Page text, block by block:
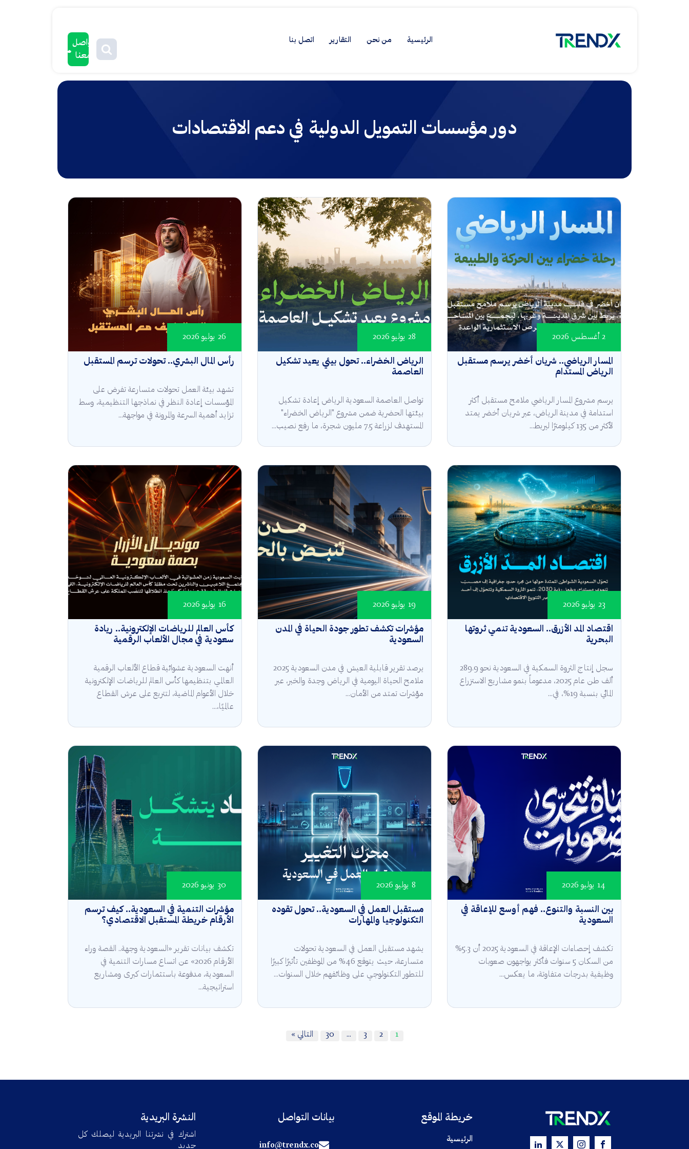
الرئيسية من نحن التقارير اتصل بنا
تواصل
معنا
دور مؤسسات التمويل الدولية في دعم الاقتصادات
المسار الرياضي.. شريان أخضر يرسم مستقبل
الرياض المستدام
2 أغسطس 2026
يرسم مشروع المسار الرياضي ملامح مستقبل أكثر
استدامة في مدينة الرياض، عبر شريان أخضر يمتد
لأكثر من 135 كيلومترًا ليربط...
الرياض الخضراء.. تحول بيئي يعيد تشكيل
العاصمة
28 يوليو 2026
تواصل العاصمة السعودية الرياض إعادة تشكيل
بيئتها الحضرية ضمن مشروع "الرياض الخضراء"
المستهدف لزراعة 7.5 مليون شجرة، ما رفع نصيب...
رأس المال البشري.. تحولات ترسم المستقبل
26 يوليو 2026
تشهد بيئة العمل تحولات متسارعة تفرض على
المؤسسات إعادة النظر في نماذجها التنظيمية، وسط
تزايد أهمية السرعة والمرونة في مواجهة...
اقتصاد المد الأزرق.. السعودية تنمي ثروتها
البحرية
23 يوليو 2026
سجل إنتاج الثروة السمكية في السعودية نحو 289.9
ألف طن عام 2025، مدعوماً بنمو مشاريع الاستزراع
المائي بنسبة 19%، في...
مؤشرات تكشف تطور جودة الحياة في المدن
السعودية
19 يوليو 2026
يرصد تقرير قابلية العيش في مدن السعودية 2025
ملامح الحياة اليومية في الرياض وجدة والخبر، عبر
مؤشرات تمتد من الأمان...
كأس العالم للرياضات الإلكترونية.. ريادة
سعودية في مجال الألعاب الرقمية
16 يوليو 2026
أنهت السعودية عشوائية قطاع الألعاب الرقمية
العالمي بتنظيمها كأس العالم للرياضات الإلكترونية
خلال الأعوام الماضية، لتتربع على عرش القطاع
عالميًا،...
بين النسبة والتنوع.. فهم أوسع للإعاقة في
السعودية
14 يوليو 2026
تكشف إحصاءات الإعاقة في السعودية 2025 أن 5.3%
من السكان 5 سنوات فأكثر يواجهون صعوبات
وظيفية بدرجات متفاوتة، ما يعكس...
مستقبل العمل في السعودية.. تحول تقوده
التكنولوجيا والمهارات
8 يوليو 2026
يشهد مستقبل العمل في السعودية تحولات
متسارعة، حيث يتوقع 46% من الموظفين تأثيرًا كبيرًا
للتطور التكنولوجي على وظائفهم خلال السنوات...
مؤشرات التنمية في السعودية.. كيف ترسم
الأرقام خريطة المستقبل الاقتصادي؟
30 يونيو 2026
تكشف بيانات تقرير «السعودية وجهة.. القصة وراء
الأرقام 2026» عن اتساع مسارات التنمية في
السعودية، مدفوعة باستثمارات كبرى ومشاريع
استراتيجية...
1
2
3
…
30 التالي »
خريطة الموقع
الرئيسية
بيانات التواصل
info@trendx.co
النشرة البريدية
اشترك في نشرتنا البريدية ليصلك كل
جديد